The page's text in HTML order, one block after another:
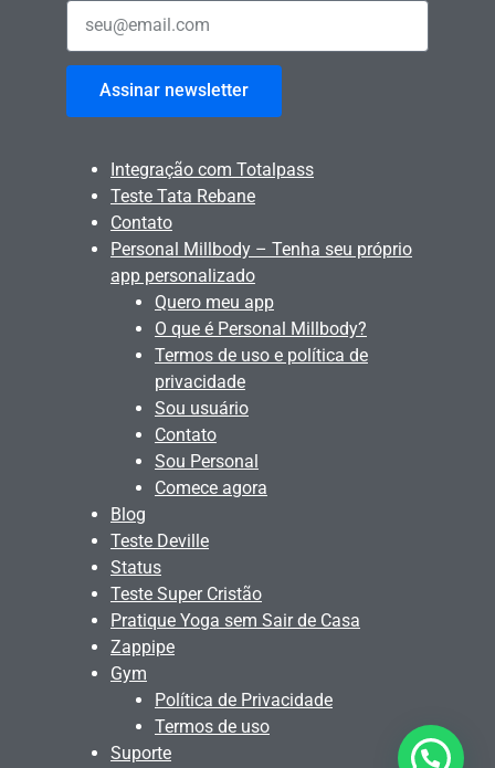
Assinar newsletter
Integração com Totalpass
Teste Tata Rebane
Contato
Personal Millbody – Tenha seu próprio
app personalizado
Quero meu app
O que é Personal Millbody?
Termos de uso e política de
privacidade
Sou usuário
Contato
Sou Personal
Comece agora
Blog
Teste Deville
Status
Teste Super Cristão
Pratique Yoga sem Sair de Casa
Zappipe
Gym
Política de Privacidade
Termos de uso
Suporte